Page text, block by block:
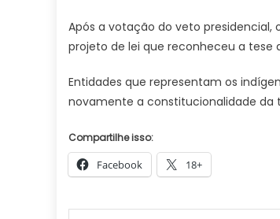
Após a votação do veto presidencial,
projeto de lei que reconheceu a tese
Entidades que representam os
novamente a constitucionalidade da
Compartilhe isso:
Facebook 18+